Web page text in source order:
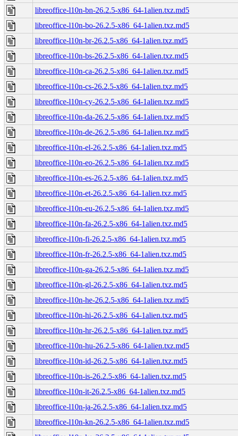
libreoffice-l10n-bn-26.2.5-x86_64-1alien.txz.md5
libreoffice-l10n-bo-26.2.5-x86_64-1alien.txz.md5
libreoffice-l10n-br-26.2.5-x86_64-1alien.txz.md5
libreoffice-l10n-bs-26.2.5-x86_64-1alien.txz.md5
libreoffice-l10n-ca-26.2.5-x86_64-1alien.txz.md5
libreoffice-l10n-cs-26.2.5-x86_64-1alien.txz.md5
libreoffice-l10n-cy-26.2.5-x86_64-1alien.txz.md5
libreoffice-l10n-da-26.2.5-x86_64-1alien.txz.md5
libreoffice-l10n-de-26.2.5-x86_64-1alien.txz.md5
libreoffice-l10n-el-26.2.5-x86_64-1alien.txz.md5
libreoffice-l10n-eo-26.2.5-x86_64-1alien.txz.md5
libreoffice-l10n-es-26.2.5-x86_64-1alien.txz.md5
libreoffice-l10n-et-26.2.5-x86_64-1alien.txz.md5
libreoffice-l10n-eu-26.2.5-x86_64-1alien.txz.md5
libreoffice-l10n-fa-26.2.5-x86_64-1alien.txz.md5
libreoffice-l10n-fi-26.2.5-x86_64-1alien.txz.md5
libreoffice-l10n-fr-26.2.5-x86_64-1alien.txz.md5
libreoffice-l10n-ga-26.2.5-x86_64-1alien.txz.md5
libreoffice-l10n-gl-26.2.5-x86_64-1alien.txz.md5
libreoffice-l10n-he-26.2.5-x86_64-1alien.txz.md5
libreoffice-l10n-hi-26.2.5-x86_64-1alien.txz.md5
libreoffice-l10n-hr-26.2.5-x86_64-1alien.txz.md5
libreoffice-l10n-hu-26.2.5-x86_64-1alien.txz.md5
libreoffice-l10n-id-26.2.5-x86_64-1alien.txz.md5
libreoffice-l10n-is-26.2.5-x86_64-1alien.txz.md5
libreoffice-l10n-it-26.2.5-x86_64-1alien.txz.md5
libreoffice-l10n-ja-26.2.5-x86_64-1alien.txz.md5
libreoffice-l10n-kn-26.2.5-x86_64-1alien.txz.md5